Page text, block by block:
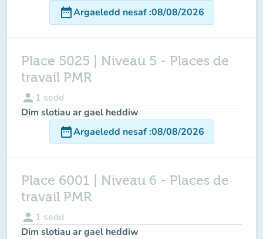
date_rangeArgaeledd nesaf:08/08/2026
Place 5025 | Niveau 5 - Places de
travail PMR
person 1 sedd
Dim slotiau ar gael heddiw
date_rangeArgaeledd nesaf:08/08/2026
Place 6001 | Niveau 6 - Places de
travail PMR
person 1 sedd
Dim slotiau ar gael heddiw